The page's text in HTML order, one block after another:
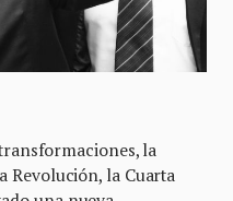
la
Revolución, la Cuarta